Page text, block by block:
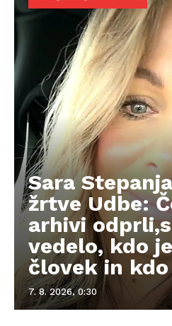
Sara
žrtve Udbe:
arhivi
vedelo, kdo
človek in
7. 8. 2026, 0:30